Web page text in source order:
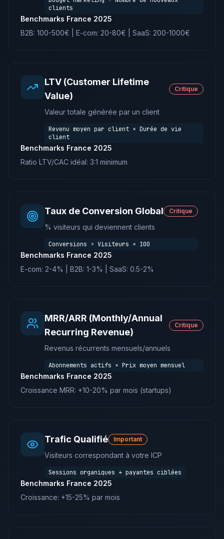
clients
Benchmarks France 2025
B2B: 100-500€ | E-com: 20-80€ | SaaS: 200-1000€
LTV (Customer Lifetime
Value)
Critique
Valeur totale générée par un client
Revenu moyen par client × Durée de vie
client
Benchmarks France 2025
Ratio LTV/CAC idéal: 3:1 minimum
Taux de Conversion Global Critique
% visiteurs qui deviennent clients
Conversions ÷ Visiteurs × 100
Benchmarks France 2025
E-com: 2-4% | B2B: 1-3% | SaaS: 0.5-2%
MRR/ARR (Monthly/Annual
Recurring Revenue)
Critique
Revenus récurrents mensuels/annuels
Abonnements actifs × Prix moyen mensuel
Benchmarks France 2025
Croissance MRR: +10-20% par mois (startups)
Trafic Qualifié Important
Visiteurs correspondant à votre ICP
Sessions organiques + payantes ciblées
Benchmarks France 2025
Croissance: +15-25% par mois